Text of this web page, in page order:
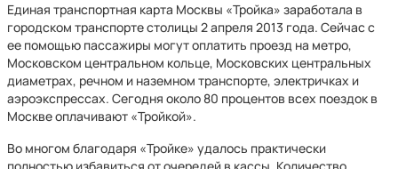
Единая транспортная карта Москвы «Тройка» заработала в
городском транспорте столицы 2 апреля 2013 года. Сейчас с
ее помощью пассажиры могут оплатить проезд на метро,
Московском центральном кольце, Московских центральных
диаметрах, речном и наземном транспорте, электричках и
аэроэкспрессах. Сегодня около 80 процентов всех поездок в
Москве оплачивают «Тройкой».
Во многом благодаря «Тройке» удалось практически